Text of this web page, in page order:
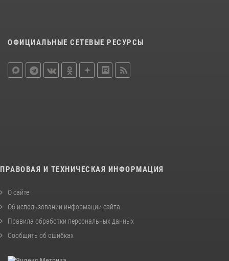
ОФИЦИАЛЬНЫЕ СЕТЕВЫЕ РЕСУРСЫ
ПРАВОВАЯ И ТЕХНИЧЕСКАЯ ИНФОРМАЦИЯ
О сайте
Об использовании информации сайта
Правила обработки персональных данных
Сообщить об ошибках